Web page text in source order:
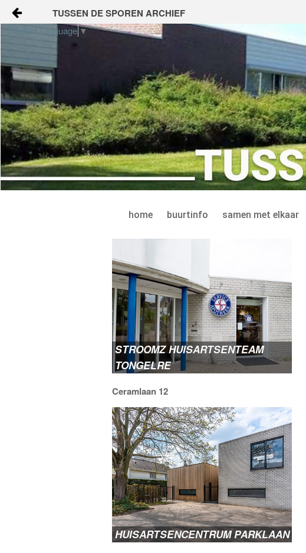
Skip to Content
TUSSEN DE SPOREN ARCHIEF
buurtinfo
samen met elkaar
gezondheid en welzijn
veilig en leefbaar
onderwijs en jeugd
SOCIALE KAART
TONGELRE ONLINE
home buurtinfo samen met elkaar
STROOMZ HUISARTSENTEAM
TONGELRE
Ceramlaan 12
HUISARTSENCENTRUM PARKLAAN
Select Language▼